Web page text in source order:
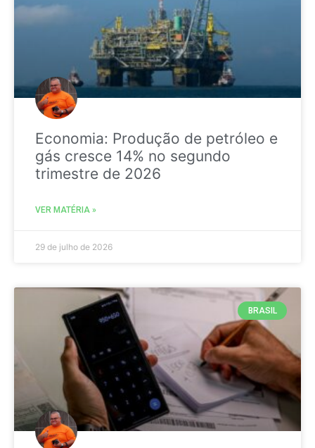
Economia: Produção de petróleo e
gás cresce 14% no segundo
trimestre de 2026
VER MATÉRIA »
29 de julho de 2026
BRASIL